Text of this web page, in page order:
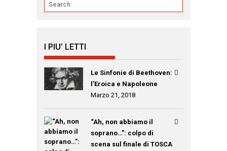
I PIU’ LETTI
Le Sinfonie di Beethoven:
l’Eroica e Napoleone
Marzo 21, 2018
“Ah, non abbiamo il
soprano…”: colpo di
scena sul finale di TOSCA